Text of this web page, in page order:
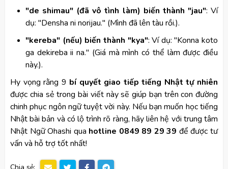
"de shimau" (đã vô tình làm) biến thành "jau": Ví
dụ: "Densha ni norijau." (Mình đã lên tàu rồi.).
"kereba" (nếu) biến thành "kya": Ví dụ: "Konna koto
ga dekireba ii na." (Giá mà mình có thể làm được điều
này.).
Hy vọng rằng 9 bí quyết giao tiếp tiếng Nhật tự nhiên
được chia sẻ trong bài viết này sẽ giúp bạn trên con đường
chinh phục ngôn ngữ tuyệt vời này. Nếu bạn muốn học tiếng
Nhật bài bản và có lộ trình rõ ràng, hãy liên hệ với trung tâm
Nhật Ngữ Ohashi qua hotline 0849 89 29 39 để được tư
vấn và hỗ trợ tốt nhất!